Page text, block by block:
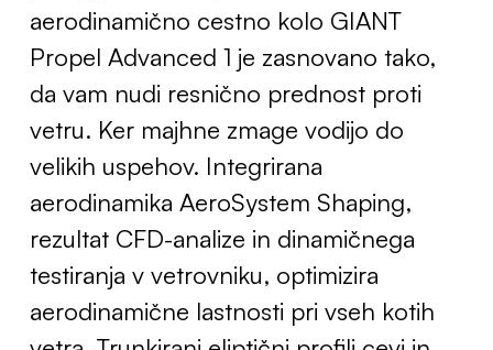
aerodinamično cestno kolo GIANT
Propel Advanced 1 je zasnovano tako,
da vam nudi resnično prednost proti
vetru. Ker majhne zmage vodijo do
velikih uspehov. Integrirana
aerodinamika AeroSystem Shaping,
rezultat CFD-analize in dinamičnega
testiranja v vetrovniku, optimizira
aerodinamične lastnosti pri vseh kotih